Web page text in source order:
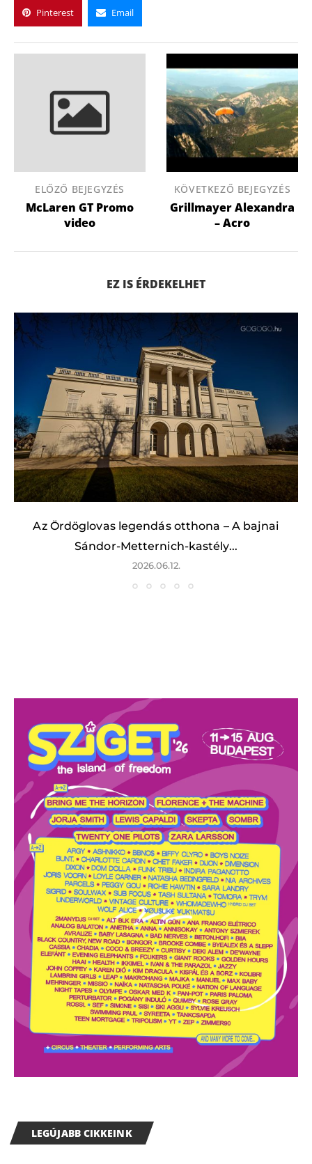
Pinterest Email
ELŐZŐ BEJEGYZÉS
McLaren GT Promo
video
KÖVETKEZŐ BEJEGYZÉS
Grillmayer Alexandra
– Acro
EZ IS ÉRDEKELHET
Az Ördöglovas legendás otthona – A bajnai
Sándor-Metternich-kastély...
2026.06.12.
LEGÚJABB CIKKEINK